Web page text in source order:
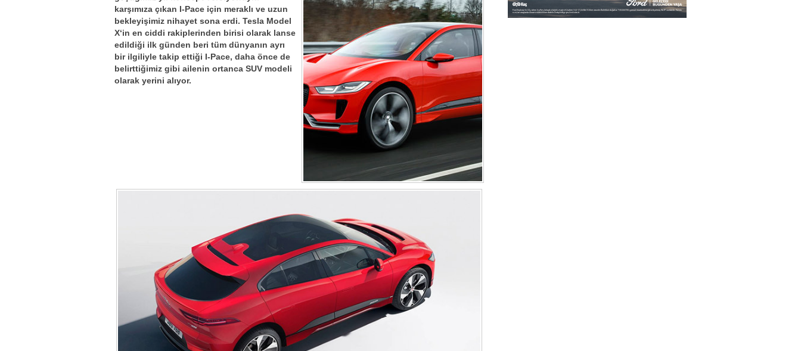
karşımıza çıkan I-Pace için meraklı ve uzun
bekleyişimiz nihayet sona erdi. Tesla Model
X‘in en ciddi rakiplerinden birisi olarak lanse
edildiği ilk günden beri tüm dünyanın ayrı
bir ilgiliyle takip ettiği I-Pace, daha önce de
belirttiğimiz gibi ailenin ortanca SUV modeli
olarak yerini alıyor.